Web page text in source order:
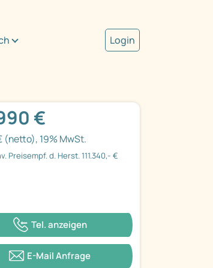
Login
€
(netto), 19% MwSt.
Preisempf. d. Herst. 111.340,- €
Tel. anzeigen
E-Mail Anfrage